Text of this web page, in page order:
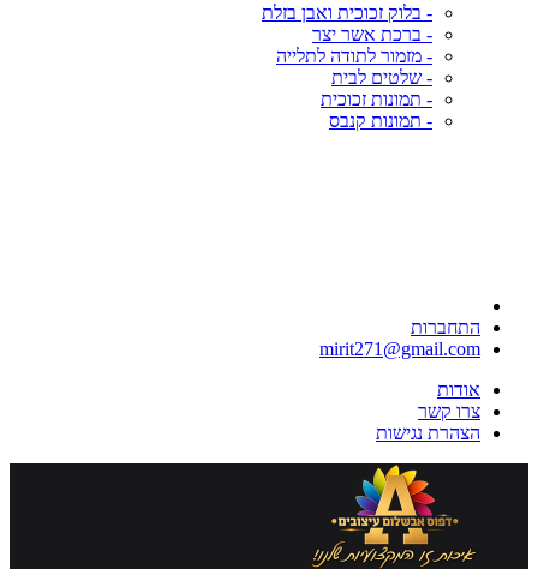
- בלוק זכוכית ואבן בזלת
- ברכת אשר יצר
- מזמור לתודה לתלייה
- שלטים לבית
- תמונות זכוכית
- תמונות קנבס
התחברות
mirit271@gmail.com
אודות
צרו קשר
הצהרת נגישות